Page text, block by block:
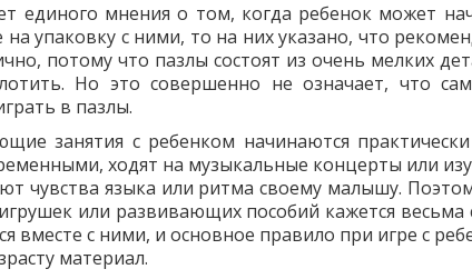
единого мнения о том, когда ребенок может
упаковку с ними, то на них указано, что
потому что пазлы состоят из очень мелких
Но это совершенно не означает, что
в пазлы.
занятия с ребенком начинаются
ходят на музыкальные концерты или
чувства языка или ритма своему малышу.
или развивающих пособий кажется
вместе с ними, и основное правило при игре с
материал.